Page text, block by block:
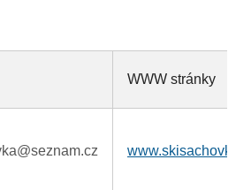
WWW stránky